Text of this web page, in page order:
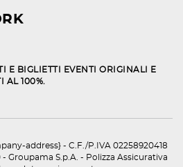
E BIGLIETTI EVENTI ORIGINALI E
AL 100%.
address} - C.F./P.IVA 02258920418
- Groupama S.p.A. - Polizza Assicurativa